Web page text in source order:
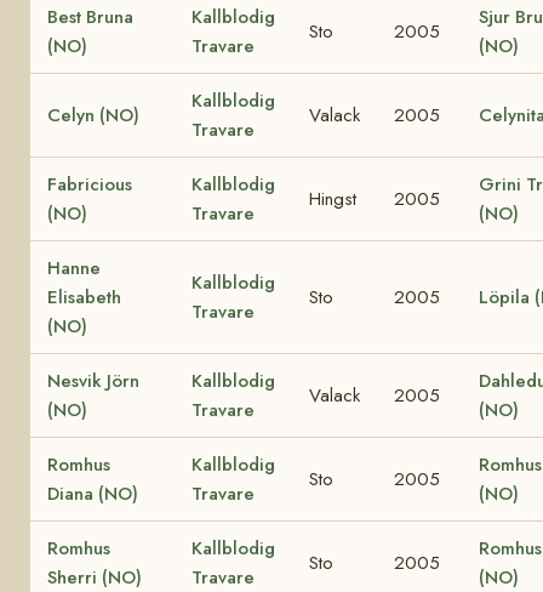
Best Bruna
(NO)
Kallblodig
Travare
Sto 2005
Sjur
(NO)
Celyn (NO)
Kallblodig
Travare
Valack 2005
Fabricious
(NO)
Kallblodig
Travare
Hingst 2005
Grini
(NO)
Hanne
Elisabeth
(NO)
Kallblodig
Travare
Sto 2005 Löpila
Nesvik Jörn
(NO)
Kallblodig
Travare
Valack 2005
(NO)
Romhus
Diana (NO)
Kallblodig
Travare
Sto 2005
(NO)
Romhus
Sherri (NO)
Kallblodig
Travare
Sto 2005
(NO)